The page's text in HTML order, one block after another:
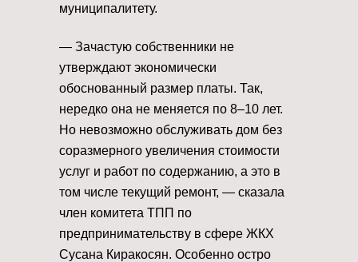
муниципалитету.
— Зачастую собственники не
утверждают экономически
обоснованный размер платы. Так,
нередко она не меняется по 8–10 лет.
Но невозможно обслуживать дом без
соразмерного увеличения стоимости
услуг и работ по содержанию, а это в
том числе текущий ремонт, — сказала
член комитета ТПП по
предпринимательству в сфере ЖКХ
Сусана Киракосян. Особенно остро